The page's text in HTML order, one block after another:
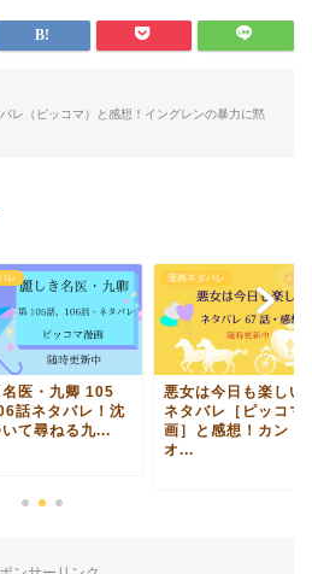
レ（ピッコマ）と感想！イングレンの暴力に黙
レ
名医・九卿 105
話ネタバレ！沈
て尋ねる九...
漫画ネタバレ
悪女は今日も楽しい
ネタバレ［ピッコマ
画］と感想！カンド
オ...